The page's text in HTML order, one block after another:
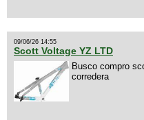
09/06/26 14:55
Scott Voltage YZ LTD
Busco compro
corredera